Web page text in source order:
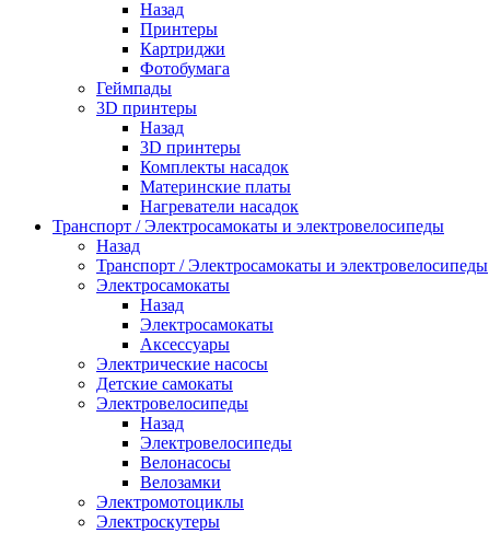
Назад
Принтеры
Картриджи
Фотобумага
Геймпады
3D принтеры
Назад
3D принтеры
Комплекты насадок
Материнские платы
Нагреватели насадок
Транспорт / Электросамокаты и электровелосипеды
Назад
Транспорт / Электросамокаты и электровелосипеды
Электросамокаты
Назад
Электросамокаты
Аксессуары
Электрические насосы
Детские самокаты
Электровелосипеды
Назад
Электровелосипеды
Велонасосы
Велозамки
Электромотоциклы
Электроскутеры